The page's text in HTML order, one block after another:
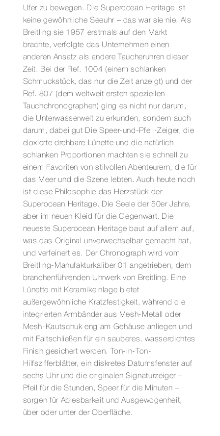
MM
Menge
Ufer zu bewegen. Die Superocean Heritage ist
keine gewöhnliche Seeuhr – das war sie nie. Als
Breitling sie 1957 erstmals auf den Markt
brachte, verfolgte das Unternehmen einen
anderen Ansatz als andere Taucheruhren dieser
Zeit. Bei der Ref. 1004 (einem schlanken
Schmuckstück, das nur die Zeit anzeigt) und der
Ref. 807 (dem weltweit ersten speziellen
Tauchchronographen) ging es nicht nur darum,
die Unterwasserwelt zu erkunden, sondern auch
darum, dabei gut Die Speer-und-Pfeil-Zeiger, die
eloxierte drehbare Lünette und die natürlich
schlanken Proportionen machten sie schnell zu
einem Favoriten von stilvollen Abenteurern, die für
das Meer und die Szene lebten. Auch heute noch
ist diese Philosophie das Herzstück der
Superocean Heritage. Die Seele der 50er Jahre,
aber im neuen Kleid für die Gegenwart. Die
neueste Superocean Heritage baut auf allem auf,
was das Original unverwechselbar gemacht hat,
und verfeinert es. Der Chronograph wird vom
Breitling-Manufakturkaliber 01 angetrieben, dem
branchenführenden Uhrwerk von Breitling. Eine
Lünette mit Keramikeinlage bietet
außergewöhnliche Kratzfestigkeit, während die
integrierten Armbänder aus Mesh-Metall oder
Mesh-Kautschuk eng am Gehäuse anliegen und
mit Faltschließen für ein sauberes, wasserdichtes
Finish gesichert werden. Ton-in-Ton-
Hilfszifferblätter, ein diskretes Datumsfenster auf
sechs Uhr und die originalen Signaturzeiger –
Pfeil für die Stunden, Speer für die Minuten –
sorgen für Ablesbarkeit und Ausgewogenheit,
über oder unter der Oberfläche.